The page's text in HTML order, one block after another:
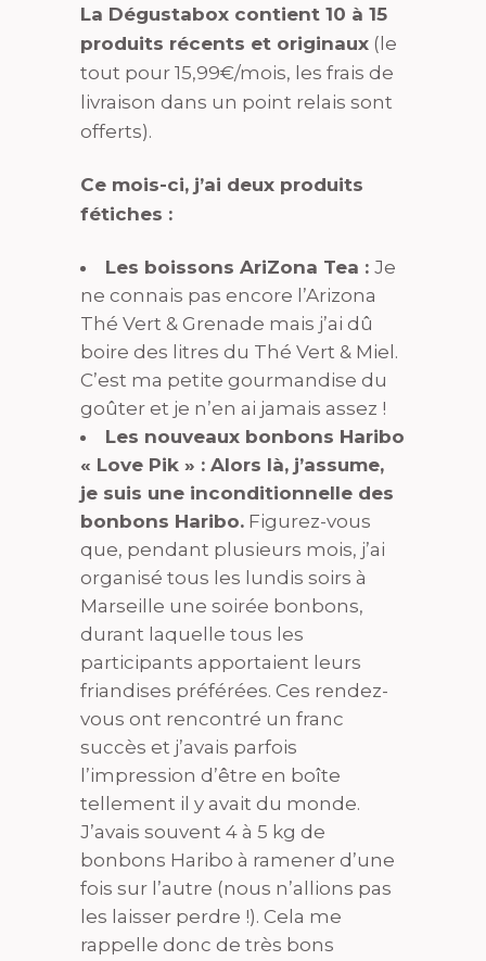
La Dégustabox contient 10 à 15
produits récents et originaux (le
tout pour 15,99€/mois, les frais de
livraison dans un point relais sont
offerts).
Ce mois-ci, j’ai deux produits
fétiches :
Les boissons AriZona Tea : Je
ne connais pas encore l’Arizona
Thé Vert & Grenade mais j’ai dû
boire des litres du Thé Vert & Miel.
C’est ma petite gourmandise du
goûter et je n’en ai jamais assez !
Les nouveaux bonbons Haribo
« Love Pik » : Alors là, j’assume,
je suis une inconditionnelle des
bonbons Haribo. Figurez-vous
que, pendant plusieurs mois, j’ai
organisé tous les lundis soirs à
Marseille une soirée bonbons,
durant laquelle tous les
participants apportaient leurs
friandises préférées. Ces rendez-
vous ont rencontré un franc
succès et j’avais parfois
l’impression d’être en boîte
tellement il y avait du monde.
J’avais souvent 4 à 5 kg de
bonbons Haribo à ramener d’une
fois sur l’autre (nous n’allions pas
les laisser perdre !). Cela me
rappelle donc de très bons